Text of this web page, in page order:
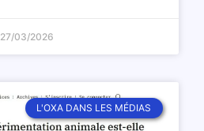
27/03/2026
L'OXA DANS LES MÉDIAS